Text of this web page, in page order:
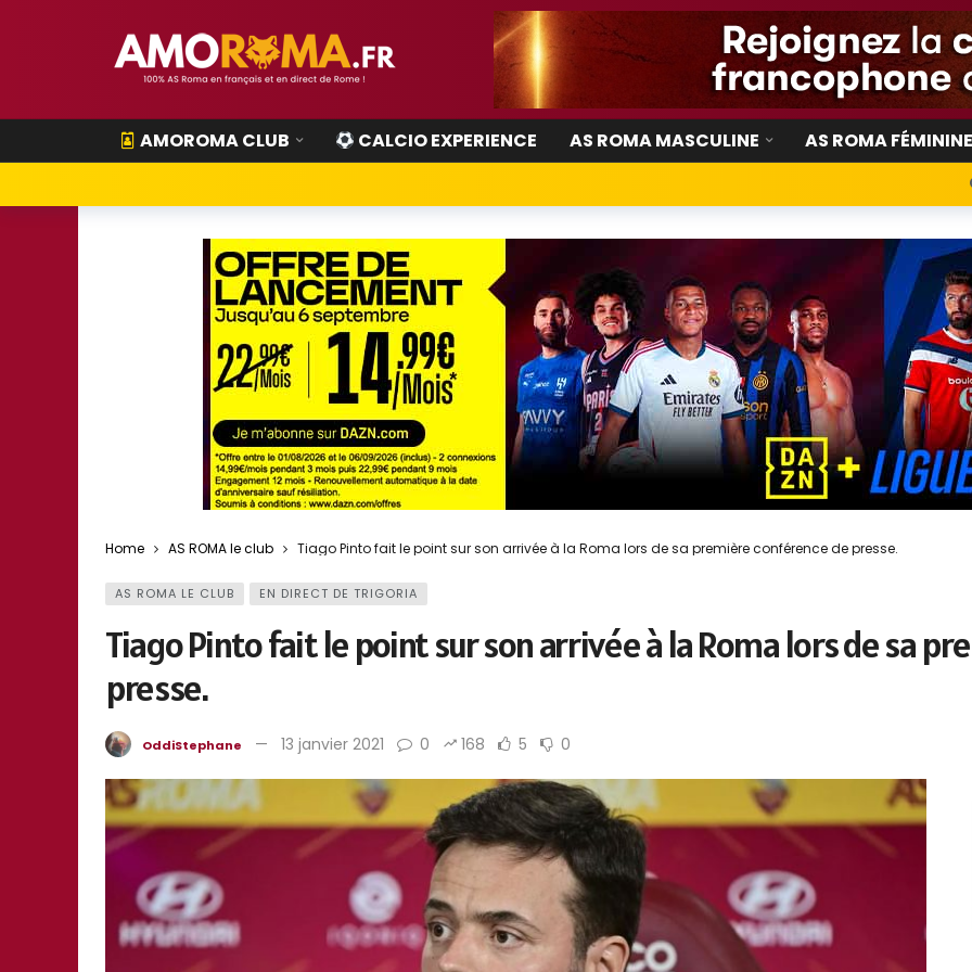
AMOROMA CLUB CALCIO EXPERIENCE AS ROMA MASCULINE AS ROMA
Home AS ROMA le club Tiago Pinto fait le point sur son arrivée à la Roma lors de sa première conférence de presse.
AS ROMA LE CLUB EN DIRECT DE TRIGORIA
Tiago Pinto fait le point sur son arrivée à la Roma lors de sa
presse.
OddiStephane 13 janvier 2021 0 168 5 0